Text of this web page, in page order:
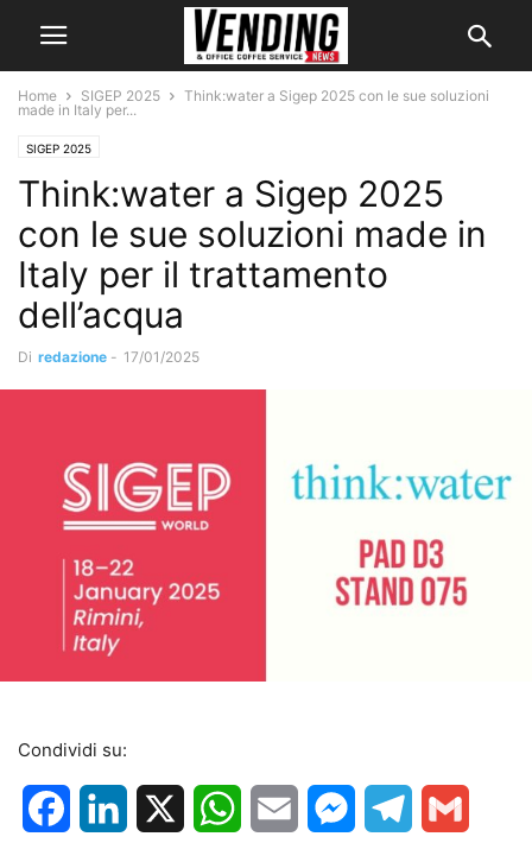
Home SIGEP 2025
Think:water a Sigep 2025 con le sue soluzioni
made in Italy per...
SIGEP 2025
Think:water a Sigep 2025
con le sue soluzioni made in
Italy per il trattamento
dell’acqua
Di redazione - 17/01/2025
Condividi su:
FacebookLinkedIn WhatsApp
Email MessengerTelegram